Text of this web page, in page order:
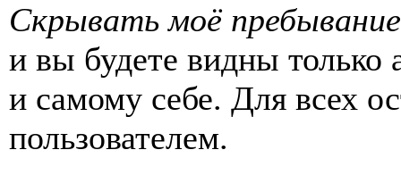
Скрывать моё
и вы будете видны только
и самому себе. Для всех
пользователем.